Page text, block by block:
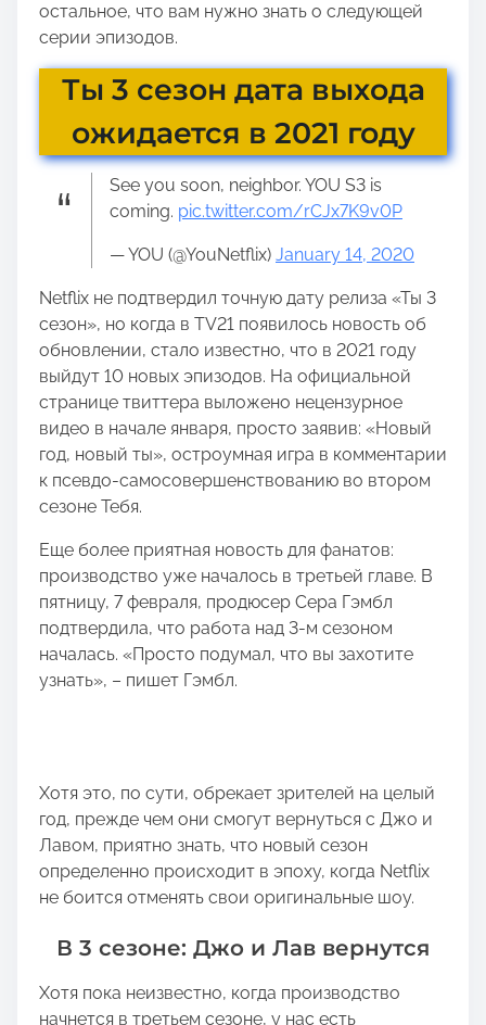
остальное, что вам нужно знать о следующей
серии эпизодов.
Ты 3 сезон дата выхода
ожидается в 2021 году
See you soon, neighbor. YOU S3 is
coming. pic.twitter.com/rCJx7K9v0P
— YOU (@YouNetflix) January 14, 2020
Netflix не подтвердил точную дату релиза «Ты 3
сезон», но когда в TV21 появилось новость об
обновлении, стало известно, что в 2021 году
выйдут 10 новых эпизодов. На официальной
странице твиттера выложено нецензурное
видео в начале января, просто заявив: «Новый
год, новый ты», остроумная игра в комментарии
к псевдо-самосовершенствованию во втором
сезоне Тебя.
Еще более приятная новость для фанатов:
производство уже началось в третьей главе. В
пятницу, 7 февраля, продюсер Сера Гэмбл
подтвердила, что работа над 3-м сезоном
началась. «Просто подумал, что вы захотите
узнать», – пишет Гэмбл.
Хотя это, по сути, обрекает зрителей на целый
год, прежде чем они смогут вернуться с Джо и
Лавом, приятно знать, что новый сезон
определенно происходит в эпоху, когда Netflix
не боится отменять свои оригинальные шоу.
В 3 сезоне: Джо и Лав вернутся
Хотя пока неизвестно, когда производство
начнется в третьем сезоне, у нас есть